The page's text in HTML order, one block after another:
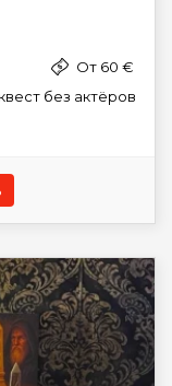
От 60 €
без актёров